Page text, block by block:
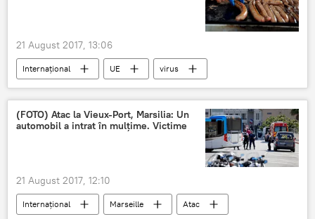
21 August 2017, 13:06
Internaţional UE
virus
alertă
(FOTO) Atac la Vieux-Port, Marsilia: Un
automobil a intrat în mulțime. Victime
21 August 2017, 12:10
Internaţional Marseille
Atac